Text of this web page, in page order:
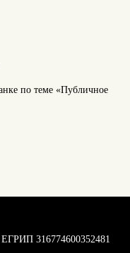
по теме «Публичное
316774600352481